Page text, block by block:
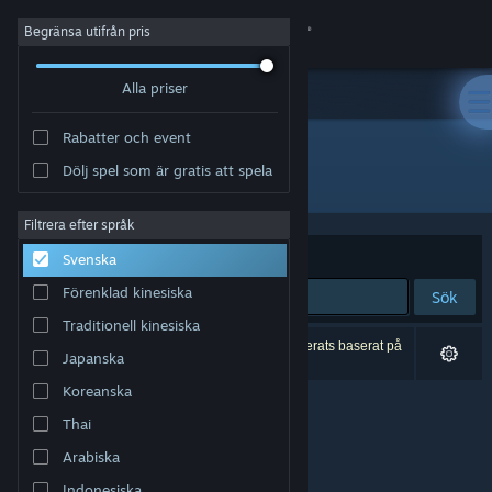
Logga in
Om
Support
Byt språk
Skaffa Steams mobilapp
Se skrivbordswebbplats
Begränsa utifrån pris
Alla priser
Rabatter och event
Dölj spel som är gratis att spela
Filtrera efter språk
Svenska
Förenklad kinesiska
Traditionell kinesiska
Japanska
Koreanska
Thai
Arabiska
Utvecklare: Ashley Roesler
Sortera efter Relevans
Sök
0 träffar matchade din sökning. 1 titel har exkluderats baserat på
dina preferenser.